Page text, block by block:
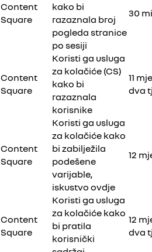
Content
Square
kako bi
razaznala broj
pogleda stranice
po sesiji
30
Content
Square
Koristi ga usluga
za kolačiće (CS)
kako bi
razaznala
korisnike
11
dva
Content
Square
Koristi ga usluga
za kolačiće kako
bi zabilježila
podešene
varijable,
iskustvo ovdje
12
Content
Square
Koristi ga usluga
za kolačiće kako
bi pratila
korisnički
12
dva